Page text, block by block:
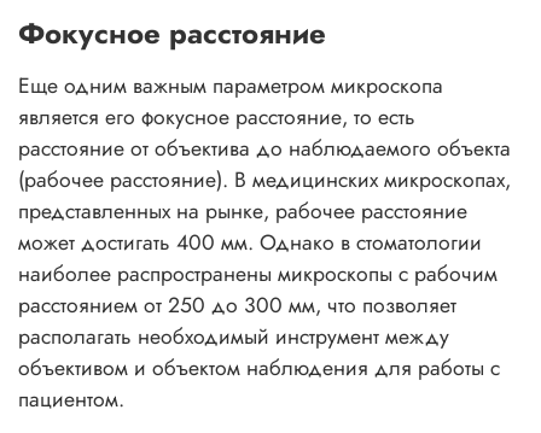
Фокусное расстояние
Еще одним важным параметром микроскопа
является его фокусное расстояние, то есть
расстояние от объектива до наблюдаемого объекта
(рабочее расстояние). В медицинских микроскопах,
представленных на рынке, рабочее расстояние
может достигать 400 мм. Однако в стоматологии
наиболее распространены микроскопы с рабочим
расстоянием от 250 до 300 мм, что позволяет
располагать необходимый инструмент между
объективом и объектом наблюдения для работы с
пациентом.